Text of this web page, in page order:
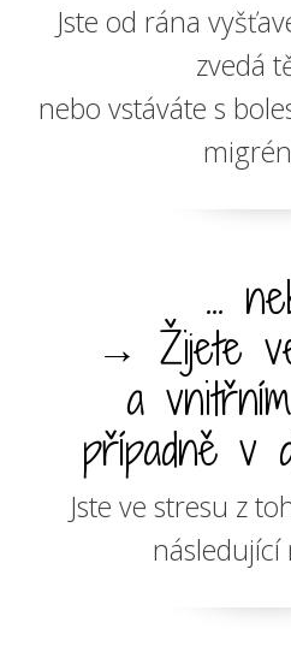
Jste od rána
zvedá
nebo vstáváte s
...
→ Žijete
a
případně v
Jste ve stresu z
následující